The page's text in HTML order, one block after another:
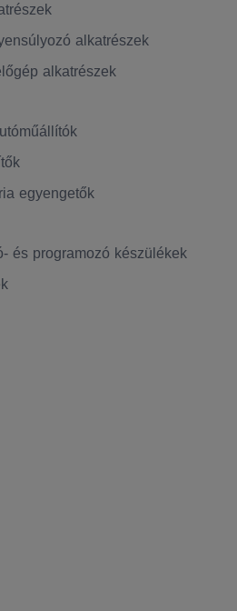
alkatrészek
alkatrészek
egyengetők
és programozó készülékek